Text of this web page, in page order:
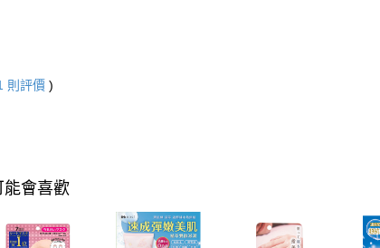
則評價 )
能會喜歡